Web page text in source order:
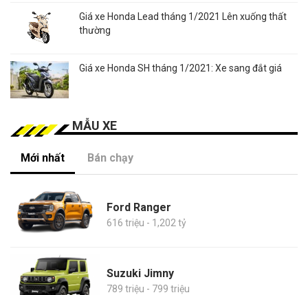
Giá xe Honda Lead tháng 1/2021 Lên xuống thất
thường
Giá xe Honda SH tháng 1/2021: Xe sang đắt giá
MẪU XE
Mới nhất Bán chạy
Ford Ranger
616 triệu - 1,202 tỷ
Suzuki Jimny
789 triệu - 799 triệu